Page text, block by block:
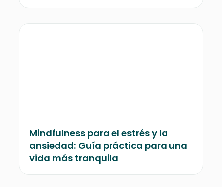
Mindfulness para el estrés y la
ansiedad: Guía práctica para una
vida más tranquila